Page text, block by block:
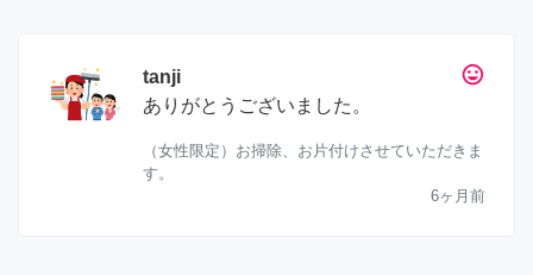
tag_faces
tanji
ありがとうございました。
（女性限定）お掃除、お片付けさせていただきま
す。
6ヶ月前